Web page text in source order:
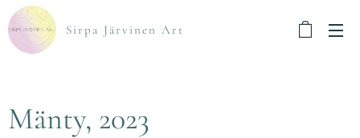
Sirpa Järvinen Art
Mänty, 2023